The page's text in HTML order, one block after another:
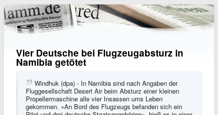
Vier Deutsche bei Flugzeugabsturz in
Namibia getötet
Windhuk (dpa) - In Namibia sind nach Angaben der
Fluggesellschaft Desert Air beim Absturz einer kleinen
Propellermaschine alle vier Insassen ums Leben
gekommen. «An Bord des Flugzeugs befanden sich ein